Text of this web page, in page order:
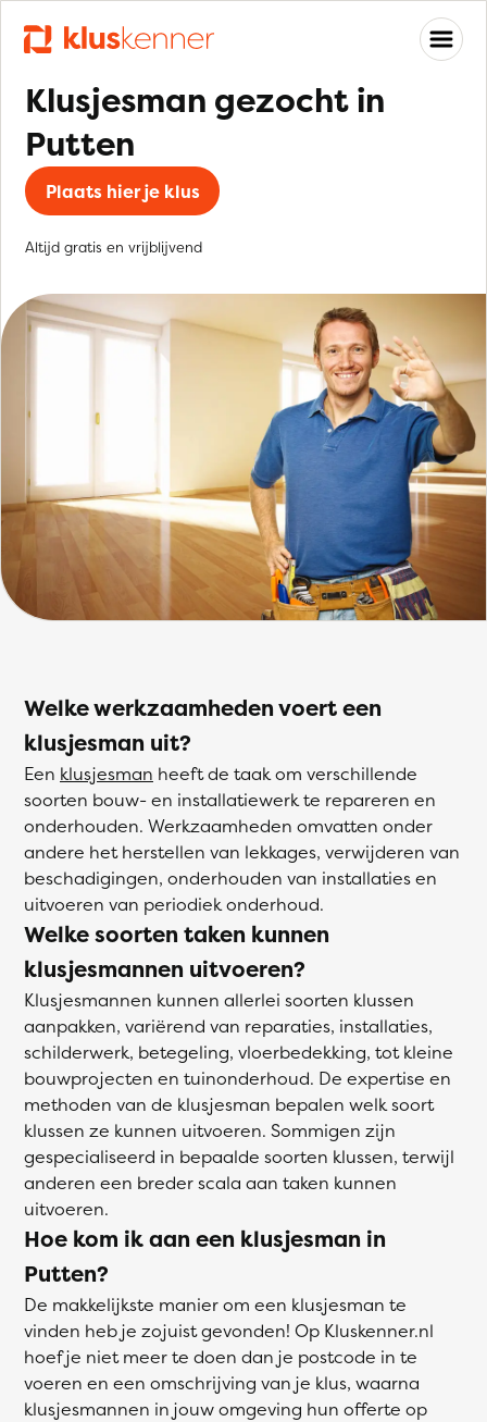
Klusjesman gezocht in
Putten
Plaats hier je klus
Altijd gratis en vrijblijvend
Welke werkzaamheden voert een
klusjesman uit?
Een klusjesman heeft de taak om verschillende
soorten bouw- en installatiewerk te repareren en
onderhouden. Werkzaamheden omvatten onder
andere het herstellen van lekkages, verwijderen van
beschadigingen, onderhouden van installaties en
uitvoeren van periodiek onderhoud.
Welke soorten taken kunnen
klusjesmannen uitvoeren?
Klusjesmannen kunnen allerlei soorten klussen
aanpakken, variërend van reparaties, installaties,
schilderwerk, betegeling, vloerbedekking, tot kleine
bouwprojecten en tuinonderhoud. De expertise en
methoden van de klusjesman bepalen welk soort
klussen ze kunnen uitvoeren. Sommigen zijn
gespecialiseerd in bepaalde soorten klussen, terwijl
anderen een breder scala aan taken kunnen
uitvoeren.
Hoe kom ik aan een klusjesman in
Putten?
De makkelijkste manier om een klusjesman te
vinden heb je zojuist gevonden! Op Kluskenner.nl
hoef je niet meer te doen dan je postcode in te
voeren en een omschrijving van je klus, waarna
klusjesmannen in jouw omgeving hun offerte op